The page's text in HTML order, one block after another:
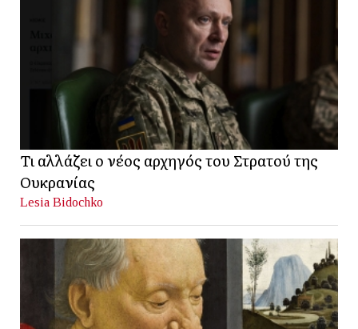
Τι αλλάζει ο νέος αρχηγός του Στρατού της
Ουκρανίας
Lesia Bidochko